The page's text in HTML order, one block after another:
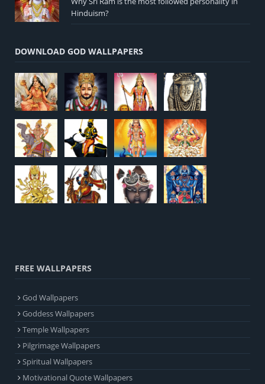
Hinduism?
DOWNLOAD GOD WALLPAPERS
FREE WALLPAPERS
God Wallpapers
Goddess Wallpapers
Temple Wallpapers
Pilgrimage Wallpapers
Spiritual Wallpapers
Motivational Quote Wallpapers